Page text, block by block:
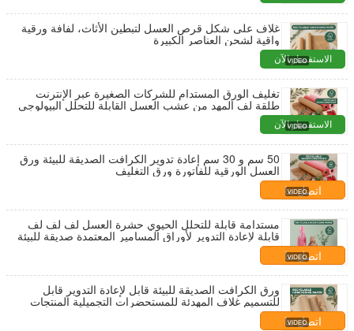
غلاف على شكل قرص العسل لتبطين الأثاث، لفافة ورقية
واقية لشحن العناصر الكبيرة
الاستفسار الآن
تغليف الورق المستدام للشركات الصغيرة عبر الإنترنت
طلقة لف المهد من عشب العسل القابلة للتحلل البيولوجي
الاستفسار الآن
50 سم و 30 سم إعادة تدوير الكرافت الصديقة للبيئة ورق
العسل الورقية للفاتورة ورق التغليف
اتصل بنا
مستدامة قابلة للتحلل الحيوي حشرة العسل لف لف لف
قابلة لإعادة التدوير لأوراق المسامير المعتمدة صديقة للبيئة
اتصل بنا
ورق الكرافت الصديقة للبيئة قابل لإعادة التدوير قابل
للتسميم غلاف المهدئة للمستحضرات التجميلية المنتجات
المجوهرة لفة
اتصل بنا